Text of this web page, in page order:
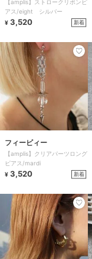
【amplis】ストロークリボンピ
アス/eight シルバー
¥ 3,520 新着
フィービィー
【amplis】クリアパーツロング
ピアス/mardi
¥ 3,520 新着